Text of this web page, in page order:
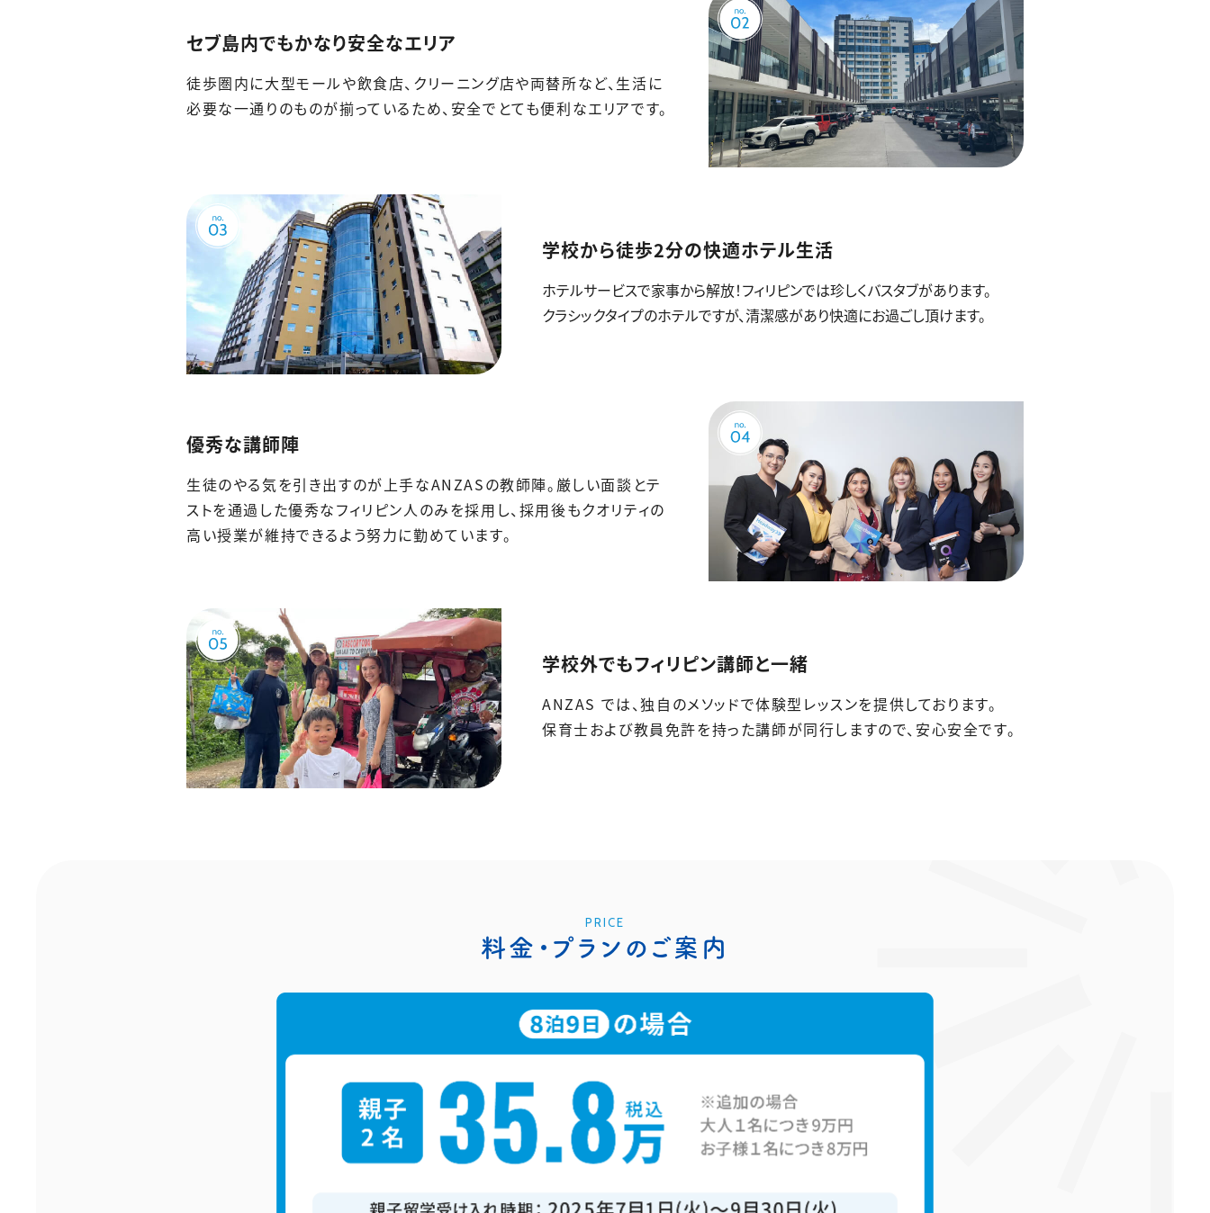
セブ島内でもかなり安全なエリア
徒歩圏内に大型モールや飲食店、クリーニング店や両替所など、生活に
必要な一通りのものが揃っているため、安全でとても便利なエリアです。
学校から徒歩2分の快適ホテル生活
ホテルサービスで家事から解放！フィリピンでは珍しくバスタブがあります。
クラシックタイプのホテルですが、清潔感があり快適にお過ごし頂けます。
優秀な講師陣
生徒のやる気を引き出すのが上手なANZASの教師陣。厳しい面談とテ
ストを通過した優秀なフィリピン人のみを採用し、採用後もクオリティの
高い授業が維持できるよう努力に勤めています。
学校外でもフィリピン講師と一緒
ANZAS では、独自のメソッドで体験型レッスンを提供しております。
保育士および教員免許を持った講師が同行しますので、安心安全です。
PRICE
料金・プランのご案内